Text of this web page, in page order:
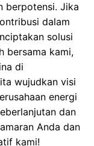
berpotensi. Jika
dalam
solusi
bersama kami,
di
wujudkan visi
energi
dan
Anda dan
kami!